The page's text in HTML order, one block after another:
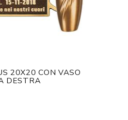
20X20 CON VASO
DESTRA